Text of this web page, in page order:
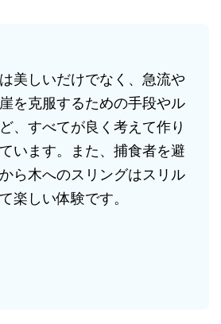
美しいだけでなく、急流や
を克服するための手段やル
、すべてが良く考えて作り
います。また、捕食者を避
ら木へのスリングはスリル
楽しい体験です。